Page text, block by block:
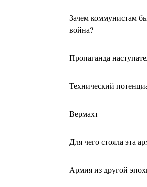
Зачем коммунистам
война?
Пропаганда
Технический
Вермахт
Для чего стояла эта
Армия из другой